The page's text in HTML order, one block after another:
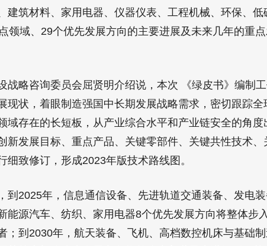
建筑材料、家用电器、仪器仪表、工程机械、环保、低
领域、29个优先发展方向的主要进展及未来几年的重
略咨询委员会屈贤明介绍说，本次 《绿皮书》编制工
现状，着眼制造强国中长期发展战略需求，密切跟踪全
域存在的长短板，从产业综合水平和产业链安全的角度
新发展目标、重点产品、关键零部件、关键共性技术、
细致修订，形成2023年版技术路线图。
2025年，信息通信设备、先进轨道交通装备、发电装
能源汽车、纺织、家用电器8个优先发展方向将整体步
；到2030年，航天装备、飞机、高档数控机床与基础